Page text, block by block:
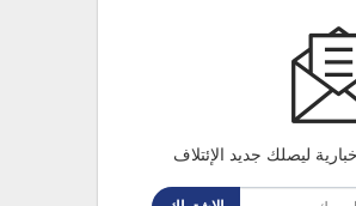
ليصلك جديد الإئتلاف